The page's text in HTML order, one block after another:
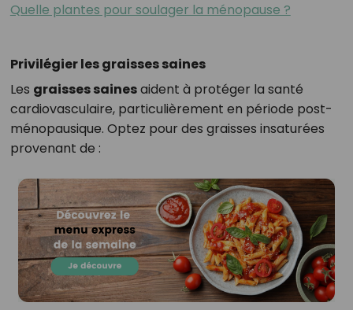
Quelle plantes pour soulager la ménopause ?
Privilégier les graisses saines
Les graisses sainesaident à protéger la santé
cardiovasculaire, particulièrement en période post-
ménopausique. Optez pour des graisses insaturées
provenant de :